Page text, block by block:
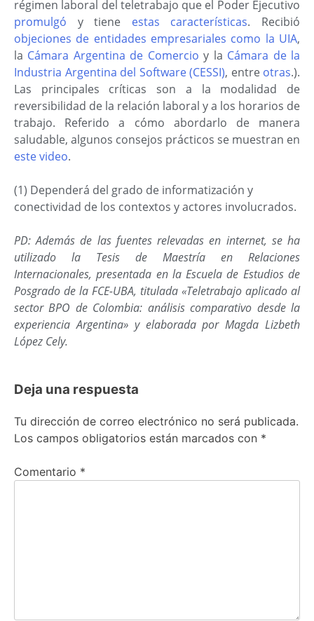
régimen laboral del teletrabajo que el Poder Ejecutivo
promulgó y tiene estas características. Recibió
objeciones de entidades empresariales como la UIA,
la Cámara Argentina de Comercioy la Cámara de la
Industria Argentina del Software (CESSI), entre otras.).
Las principales críticas son a la modalidad de
reversibilidad de la relación laboral y a los horarios de
trabajo. Referido a cómo abordarlo de manera
saludable, algunos consejos prácticos se muestran en
este video.
(1) Dependerá del grado de informatización y
conectividad de los contextos y actores involucrados.
PD: Además de las fuentes relevadas en internet, se ha
utilizado la Tesis de Maestría en Relaciones
Internacionales, presentada en la Escuela de Estudios de
Posgrado de la FCE-UBA, titulada «Teletrabajo aplicado al
sector BPO de Colombia: análisis comparativo desde la
experiencia Argentina» y elaborada por Magda Lizbeth
López Cely.
Deja una respuesta
Tu dirección de correo electrónico no será publicada.
Los campos obligatorios están marcados con *
Comentario *